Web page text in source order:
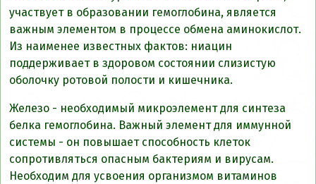
участвует в образовании гемоглобина, является
важным элементом в процессе обмена аминокислот.
Из наименее известных фактов: ниацин
поддерживает в здоровом состоянии слизистую
оболочку ротовой полости и кишечника.
Железо - необходимый микроэлемент для синтеза
белка гемоглобина. Важный элемент для иммунной
системы - он повышает способность клеток
сопротивляться опасным бактериям и вирусам.
Необходим для усвоения организмом витаминов